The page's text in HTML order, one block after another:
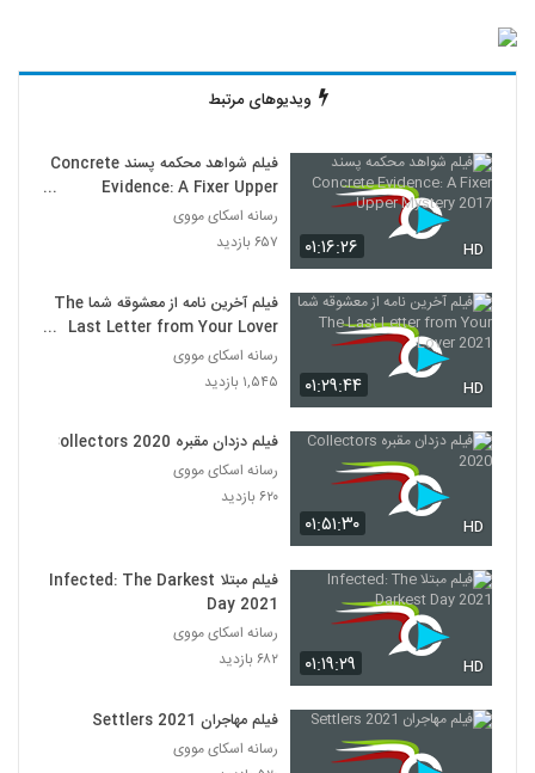
ویدیوهای مرتبط
۰۱:۱۶:۲۶ HD
فیلم شواهد محکمه پسند Concrete
Evidence: A Fixer Upper
Mystery 2017
رسانه اسکای مووی
۶۵۷ بازدید
۰۱:۲۹:۴۴ HD
فیلم آخرین نامه از معشوقه شما The
Last Letter from Your Lover
2021
رسانه اسکای مووی
۱,۵۴۵ بازدید
۰۱:۵۱:۳۰ HD
فیلم دزدان مقبره Collectors 2020
رسانه اسکای مووی
۶۲۰ بازدید
۰۱:۱۹:۲۹ HD
فیلم مبتلا Infected: The Darkest
Day 2021
رسانه اسکای مووی
۶۸۲ بازدید
فیلم مهاجران Settlers 2021
رسانه اسکای مووی